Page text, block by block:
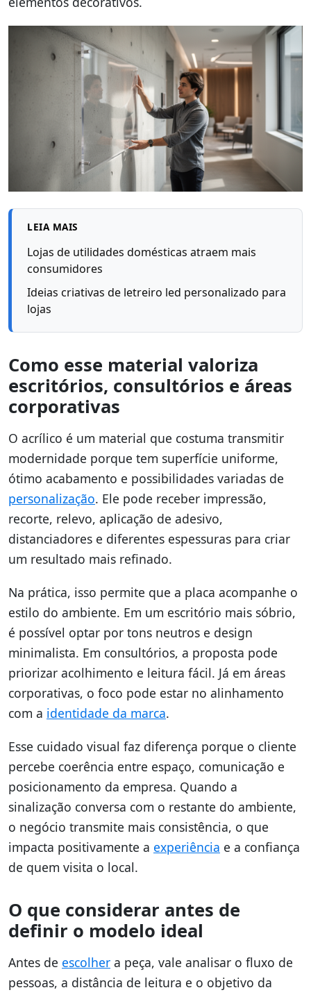
LEIA MAIS
Lojas de utilidades domésticas atraem mais
consumidores
Ideias criativas de letreiro led personalizado para
lojas
Como esse material valoriza
escritórios, consultórios e áreas
corporativas
O acrílico é um material que costuma transmitir
modernidade porque tem superfície uniforme,
ótimo acabamento e possibilidades variadas de
personalização. Ele pode receber impressão,
recorte, relevo, aplicação de adesivo,
distanciadores e diferentes espessuras para criar
um resultado mais refinado.
Na prática, isso permite que a placa acompanhe o
estilo do ambiente. Em um escritório mais sóbrio,
é possível optar por tons neutros e design
minimalista. Em consultórios, a proposta pode
priorizar acolhimento e leitura fácil. Já em áreas
corporativas, o foco pode estar no alinhamento
com a identidade da marca.
Esse cuidado visual faz diferença porque o cliente
percebe coerência entre espaço, comunicação e
posicionamento da empresa. Quando a
sinalização conversa com o restante do ambiente,
o negócio transmite mais consistência, o que
impacta positivamente a experiência e a confiança
de quem visita o local.
O que considerar antes de
definir o modelo ideal
Antes de escolher a peça, vale analisar o fluxo de
pessoas, a distância de leitura e o objetivo da